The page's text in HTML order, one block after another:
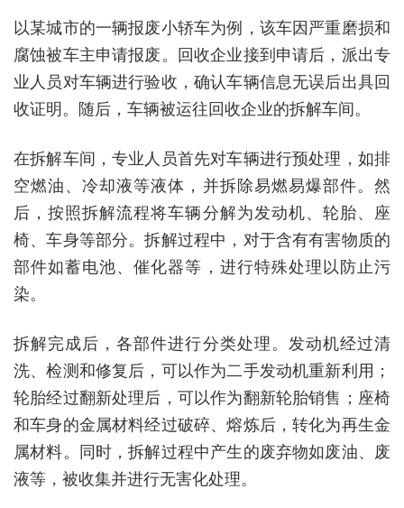
以某城市的一辆报废小轿车为例，该车因严重磨损和
腐蚀被车主申请报废。回收企业接到申请后，派出专
业人员对车辆进行验收，确认车辆信息无误后出具回
收证明。随后，车辆被运往回收企业的拆解车间。
在拆解车间，专业人员首先对车辆进行预处理，如排
空燃油、冷却液等液体，并拆除易燃易爆部件。然
后，按照拆解流程将车辆分解为发动机、轮胎、座
椅、车身等部分。拆解过程中，对于含有有害物质的
部件如蓄电池、催化器等，进行特殊处理以防止污
染。
拆解完成后，各部件进行分类处理。发动机经过清
洗、检测和修复后，可以作为二手发动机重新利用；
轮胎经过翻新处理后，可以作为翻新轮胎销售；座椅
和车身的金属材料经过破碎、熔炼后，转化为再生金
属材料。同时，拆解过程中产生的废弃物如废油、废
液等，被收集并进行无害化处理。